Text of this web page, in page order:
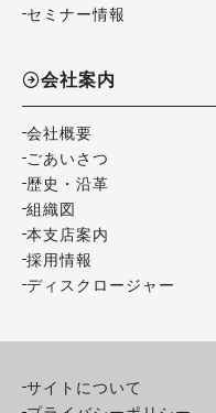
セミナー情報
会社案内
会社概要
ごあいさつ
歴史・沿革
組織図
本支店案内
採用情報
ディスクロージャー
サイトについて